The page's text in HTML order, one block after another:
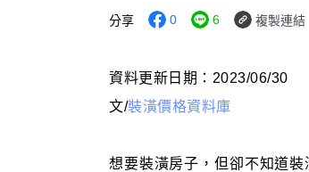
分享 0 6 複製連結
資料更新日期：2023/06/30
文/裝潢價格資料庫
想要裝潢房子，但卻不知道